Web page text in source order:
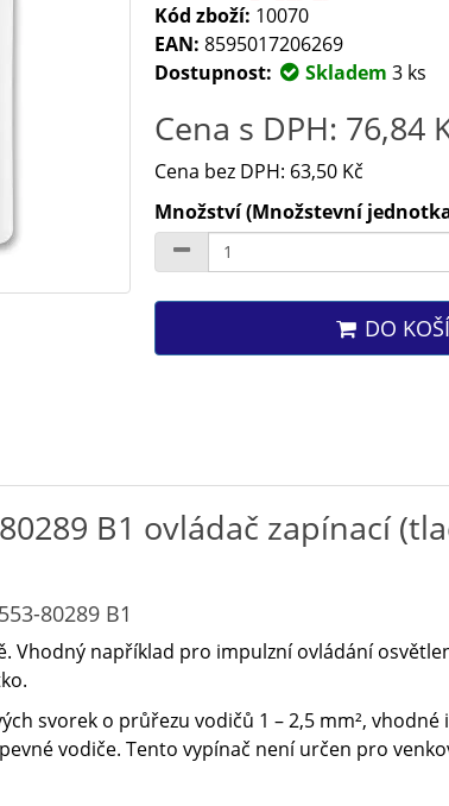
Kód zboží: 10070
EAN: 8595017206269
Dostupnost:
Skladem 3 ks
Cena s DPH: 76,84
Cena bez DPH: 63,50 Kč
Množství (Množstevní
DO
B1 ovládač zapínací
80289 B1
Vhodný například pro impulzní ovládání
svorek o průřezu vodičů 1 – 2,5 mm², vhodné
vodiče. Tento vypínač není určen pro